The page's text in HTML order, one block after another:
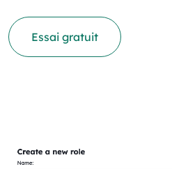
Essai gratuit